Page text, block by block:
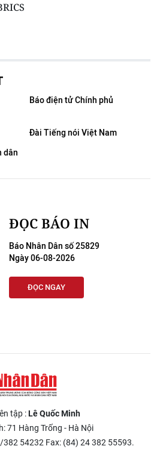
Báo điện tử Chính phủ
Đài Tiếng nói Việt Nam
dân
ĐỌC BÁO IN
Báo Nhân Dân số 25829
Ngày 06-08-2026
ĐỌC NGAY
tập :Lê Quốc Minh
71 Hàng Trống - Hà Nội
382 54232 Fax: (84) 24 382 55593.